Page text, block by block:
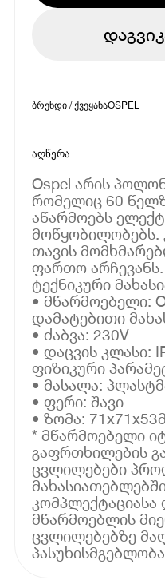
ბრენდი / ქვეყანაOSPEL
აღწერა
Ospel არის
რომელიც 60
აწარმოებს
მოწყობილობებს.
თავის
ფართო არჩევანს.
ტექნიკური
• მწარმოებელი:
დამატებითი
• ძაბვა: 230V
• დაცვის კლასი:
ფიზიკური
• მასალა:
• ფერი: შავი
• ზომა:
* მწარმოებელი
გაფრთხილების
ცვლილებები
კომპლექტაციასა
მწარმოებლის
ცვლილებებზე